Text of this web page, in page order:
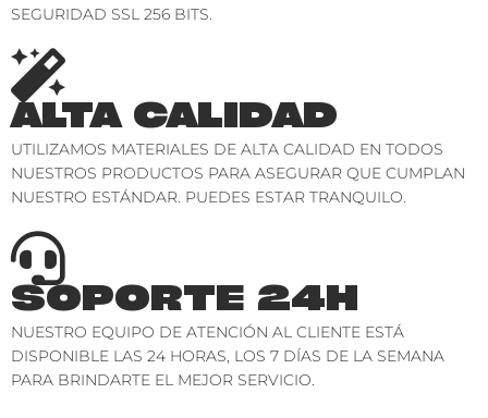
SEGURIDAD SSL 256 BITS.
ALTA CALIDAD
UTILIZAMOS MATERIALES DE ALTA CALIDAD EN TODOS
NUESTROS PRODUCTOS PARA ASEGURAR QUE CUMPLAN
NUESTRO ESTÁNDAR. PUEDES ESTAR TRANQUILO.
SOPORTE 24H
NUESTRO EQUIPO DE ATENCIÓN AL CLIENTE ESTÁ
DISPONIBLE LAS 24 HORAS, LOS 7 DÍAS DE LA SEMANA
PARA BRINDARTE EL MEJOR SERVICIO.